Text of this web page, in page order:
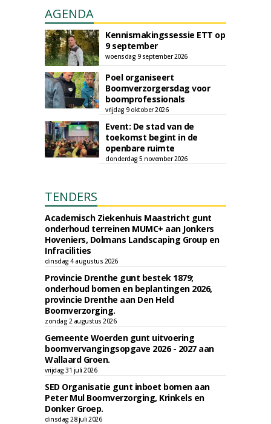
AGENDA
Kennismakingssessie ETT op
9 september
woensdag 9 september 2026
Poel organiseert
Boomverzorgersdag voor
boomprofessionals
vrijdag 9 oktober 2026
Event: De stad van de
toekomst begint in de
openbare ruimte
donderdag 5 november 2026
TENDERS
Academisch Ziekenhuis Maastricht gunt
onderhoud terreinen MUMC+ aan Jonkers
Hoveniers, Dolmans Landscaping Group en
Infracilities
dinsdag 4 augustus 2026
Provincie Drenthe gunt bestek 1879;
onderhoud bomen en beplantingen 2026,
provincie Drenthe aan Den Held
Boomverzorging.
zondag 2 augustus 2026
Gemeente Woerden gunt uitvoering
boomvervangingsopgave 2026 - 2027 aan
Wallaard Groen.
vrijdag 31 juli 2026
SED Organisatie gunt inboet bomen aan
Peter Mul Boomverzorging, Krinkels en
Donker Groep.
dinsdag 28 juli 2026